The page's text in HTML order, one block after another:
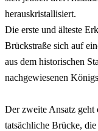
herauskristallisiert.
Die erste und älteste
Brückstraße sich auf
aus dem historischen
nachgewiesenen
Der zweite Ansatz geht
tatsächliche Brücke,